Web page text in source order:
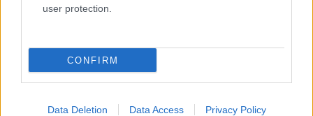
user protection.
CONFIRM
Data Deletion Data Access Privacy Policy
glamour.hu cikkeit